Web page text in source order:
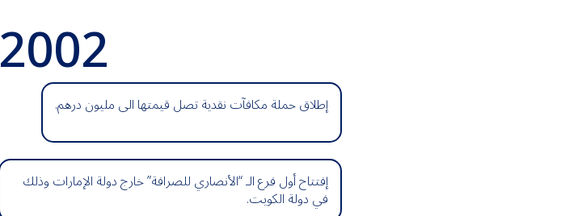
2002
إطلاق حملة مكافآت نقدية تصل قيمتها الى مليون درهم.
إفتتاح أول فرع الـ “الأنصاري للصرافة” خارج دولة الإمارات وذلك
في دولة الكويت.